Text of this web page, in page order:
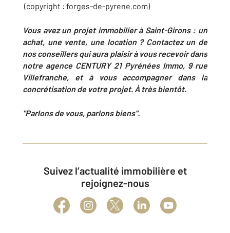
(copyright : forges-de-pyrene.com)
Vous avez un projet immobilier à Saint-Girons : un
achat, une vente, une location ? Contactez un de
nos conseillers qui aura plaisir à vous recevoir dans
notre agence CENTURY 21Pyrénées Immo, 9 rue
Villefranche, et à vous accompagner dans la
concrétisation de votre projet. À très bientôt.
"Parlons de vous, parlons biens".
Suivez l’actualité immobilière et
rejoignez-nous